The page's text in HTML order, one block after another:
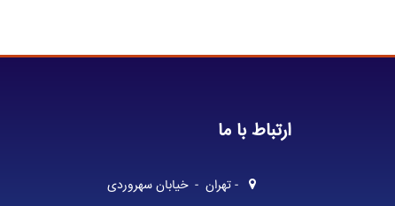
ارتباط با ما
- تهران - خیابان سهروردی